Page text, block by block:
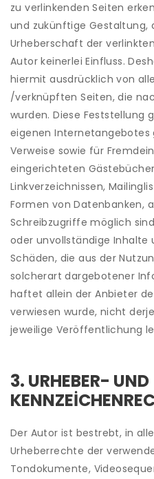
zu verlinkenden Seiten
und zukünftige Gestaltung,
Urheberschaft der
Autor keinerlei Einfluss.
hiermit ausdrücklich von
/verknüpften Seiten, die
wurden. Diese Feststellung
eigenen Internetangebotes
Verweise sowie für
eingerichteten
Linkverzeichnissen,
Formen von Datenbanken,
Schreibzugriffe möglich
oder unvollständige Inhalte
Schäden, die aus der
solcherart dargebotener
haftet allein der Anbieter
verwiesen wurde, nicht
jeweilige Veröffentlichung
3. URHEBER- UND
Der Autor ist bestrebt, in
Urheberrechte der
Tondokumente,